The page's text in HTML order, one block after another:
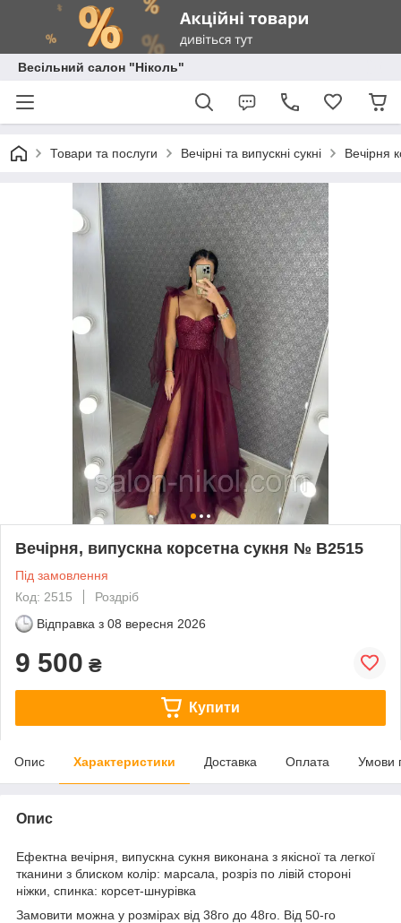
Весільний салон "Ніколь"
Товари та послуги Вечірні та випускні сукні Вечірня
Вечірня, випускна корсетна сукня № В2515
Під замовлення
Код: 2515
Роздріб
Відправка з 08 вересня 2026
9 500 ₴
Купити
Опис Характеристики Доставка Оплата Умови
Опис
Ефектна вечірня, випускна сукня виконана з якісної та легкої
тканини з блиском колір: марсала, розріз по лівій стороні
ніжки, спинка: корсет-шнурівка
Замовити можна у розмірах від 38го до 48го. Від 50-го